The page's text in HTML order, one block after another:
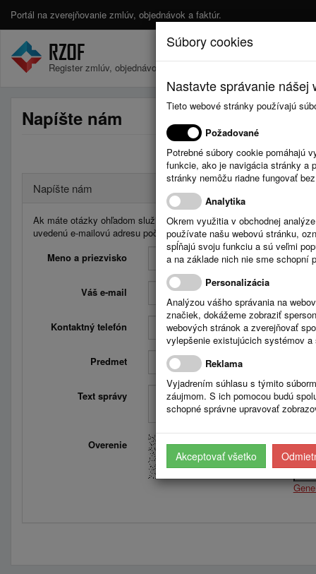
Portál na zverejňovanie zmlúv, objednávok a faktúr.
Register zmlúv, objednávok a faktúr.
Napíšte nám
Napíšte nám
Ak máte otázky ohľadom služieb Registra zmlúv, faktúr a
uvedenú e-mailovú adresu počas pracovných dní od 08:00 do 16:00
Meno a priezvisko
Váš e-mail
Kontaktný telefón
Predmet
Text správy
Overenie
Súbory cookies
Nastavte správanie
Tieto webové stránky používajú
Požadované
Potrebné súbory cookie pomáhajú
funkcie, ako je navigácia stránky a
stránky nemôžu riadne fungovať
Analytika
Okrem využitia v obchodnej
používate našu webovú stránku,
spĺňajú svoju funkciu a sú veľmi
a na základe nich nie sme schopní
Personalizácia
Analýzou vášho správania na
značiek, dokážeme zobraziť
webových stránok a zverejňovať
vylepšenie existujúcich systémov
Reklama
Vyjadrením súhlasu s týmito
záujmom. S ich pomocou budú
schopné správne upravovať
Akceptovať všetko